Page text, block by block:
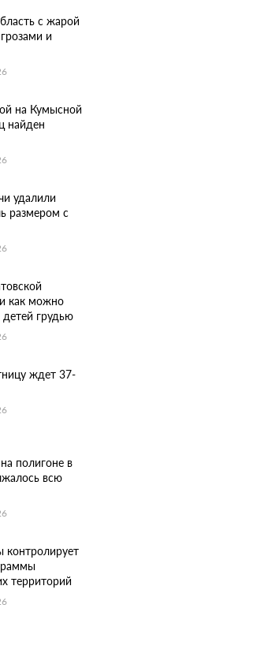
с жарой
и
на Кумысной
найден
удалили
размером с
как можно
грудью
ждет 37-
полигоне в
всю
контролирует
территорий